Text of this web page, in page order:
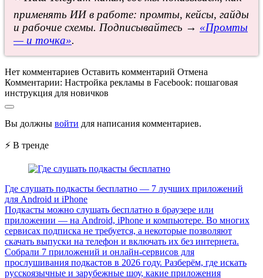
применять ИИ в работе: промты, кейсы, гайды
и рабочие схемы. Подписывайтесь → «Промты
— и точка».
Нет комментариев Оставить комментарий Отмена
Комментарии: Настройка рекламы в Facebook: пошаговая
инструкция для новичков
Вы должны войти для написания комментариев.
⚡ В тренде
Где слушать подкасты бесплатно — 7 лучших приложений
для Android и iPhone
Подкасты можно слушать бесплатно в браузере или
приложении — на Android, iPhone и компьютере. Во многих
сервисах подписка не требуется, а некоторые позволяют
скачать выпуски на телефон и включать их без интернета.
Собрали 7 приложений и онлайн-сервисов для
прослушивания подкастов в 2026 году. Разберём, где искать
русскоязычные и зарубежные шоу, какие приложения